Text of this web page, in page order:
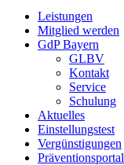
Leistungen
Mitglied werden
GdP Bayern
GLBV
Kontakt
Service
Schulung
Aktuelles
Einstellungstest
Vergünstigungen
Präventionsportal